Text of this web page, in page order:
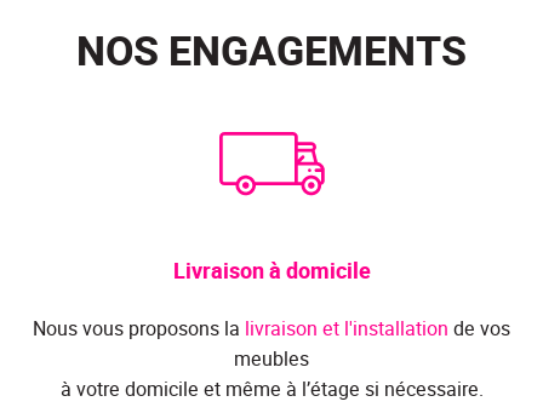
NOS ENGAGEMENTS
Livraison à domicile
Nous vous proposons la livraison et l'installation de vos
meubles
à votre domicile et même à l’étage si nécessaire.